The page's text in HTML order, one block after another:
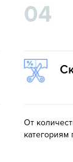
04
От
категориям